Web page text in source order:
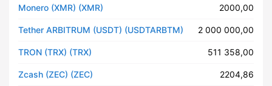
Monero (XMR) (XMR) 2000,00
Tether ARBITRUM (USDT) (USDTARBTM) 2 000 000,00
TRON (TRX) (TRX) 511 358,00
Zcash (ZEC) (ZEC) 2204,86